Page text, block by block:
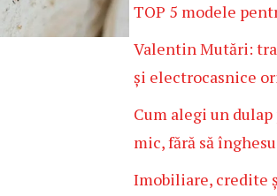
TOP 5 modele
Valentin Mutări:
și electrocasnice
Cum alegi un
mic, fără să
Imobiliare, credite